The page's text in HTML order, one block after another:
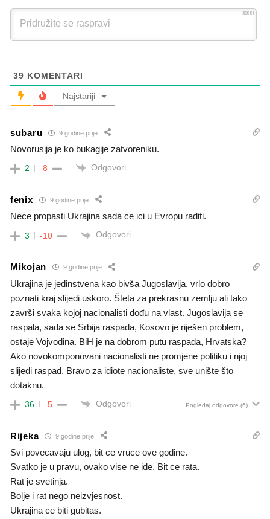
3000
39 KOMENTARI
Najstariji
subaru 9 godine prije
Novorusija je ko bukagije zatvoreniku.
2 -8 Odgovori
fenix 9 godine prije
Nece propasti Ukrajina sada ce ici u Evropu raditi.
3 -10 Odgovori
Mikojan 9 godine prije
Ukrajina je jedinstvena kao bivša Jugoslavija, vrlo dobro
poznati kraj slijedi uskoro. Šteta za prekrasnu zemlju ali tako
završi svaka kojoj nacionalisti dođu na vlast. Jugoslavija se
raspala, sada se Srbija raspada, Kosovo je riješen problem,
ostaje Vojvodina. BiH je na dobrom putu raspada, Hrvatska?
Ako novokomponovani nacionalisti ne promjene politiku i njoj
slijedi raspad. Bravo za idiote nacionaliste, sve unište što
dotaknu.
36 -5 Odgovori Pogledaj odgovore (6)
Rijeka 9 godine prije
Svi povecavaju ulog, bit ce vruce ove godine.
Svatko je u pravu, ovako vise ne ide. Bit ce rata.
Rat je svetinja.
Bolje i rat nego neizvjesnost.
Ukrajina ce biti gubitas.